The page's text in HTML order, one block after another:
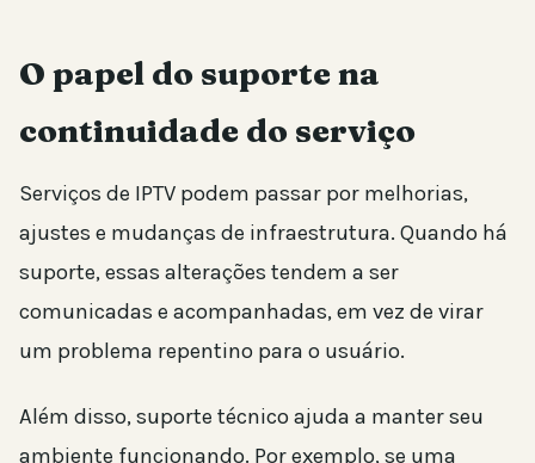
O papel do suporte na
continuidade do serviço
Serviços de IPTV podem passar por melhorias,
ajustes e mudanças de infraestrutura. Quando há
suporte, essas alterações tendem a ser
comunicadas e acompanhadas, em vez de virar
um problema repentino para o usuário.
Além disso, suporte técnico ajuda a manter seu
ambiente funcionando. Por exemplo, se uma